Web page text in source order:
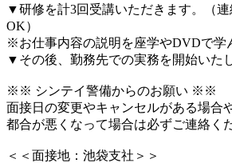
▼研修を計3回受講いただきます。（
OK）
※お仕事内容の説明を座学やDVDで学
▼その後、勤務先での実務を開始いた
※※ シンテイ警備からのお願い ※※
面接日の変更やキャンセルがある場合
都合が悪くなって場合は必ずご連絡く
＜＜面接地：池袋支社＞＞